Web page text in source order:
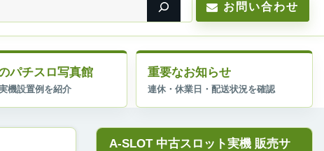
お問い合わせ
パチスロ写真館 重要なお知らせ
A-SLOT 中古スロット実機 販売サ